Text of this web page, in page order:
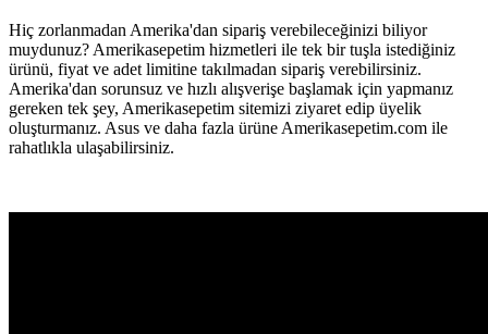
Hiç zorlanmadan Amerika'dan sipariş verebileceğinizi biliyor
muydunuz? Amerikasepetim hizmetleri ile tek bir tuşla istediğiniz
ürünü, fiyat ve adet limitine takılmadan sipariş verebilirsiniz.
Amerika'dan sorunsuz ve hızlı alışverişe başlamak için yapmanız
gereken tek şey, Amerikasepetim sitemizi ziyaret edip üyelik
oluşturmanız. Asus ve daha fazla ürüne Amerikasepetim.com ile
rahatlıkla ulaşabilirsiniz.